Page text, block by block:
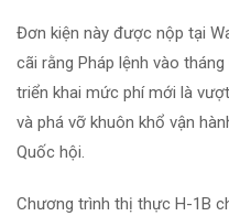
Đơn kiện này được nộp tại
cãi rằng Pháp lệnh vào
triển khai mức phí mới là
và phá vỡ khuôn khổ vận
Quốc hội.
Chương trình thị thực H-1B